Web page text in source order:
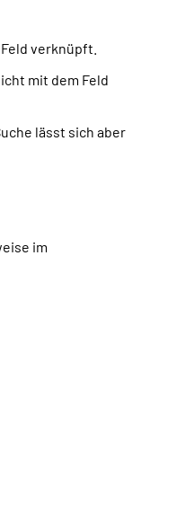
verknüpft.
mit dem Feld
lässt sich aber
im